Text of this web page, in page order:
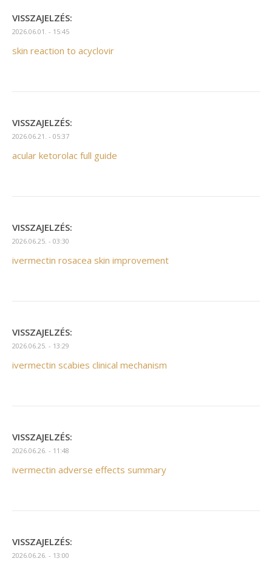
VISSZAJELZÉS:
2026.06.01. - 15:45
skin reaction to acyclovir
VISSZAJELZÉS:
2026.06.21. - 05:37
acular ketorolac full guide
VISSZAJELZÉS:
2026.06.25. - 03:30
ivermectin rosacea skin improvement
VISSZAJELZÉS:
2026.06.25. - 13:29
ivermectin scabies clinical mechanism
VISSZAJELZÉS:
2026.06.26. - 11:48
ivermectin adverse effects summary
VISSZAJELZÉS:
2026.06.26. - 13:00